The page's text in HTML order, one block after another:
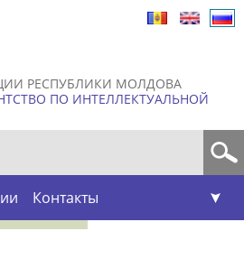
РЕСПУБЛИКИ МОЛДОВА
ПО ИНТЕЛЛЕКТУАЛЬНОЙ
Контакты